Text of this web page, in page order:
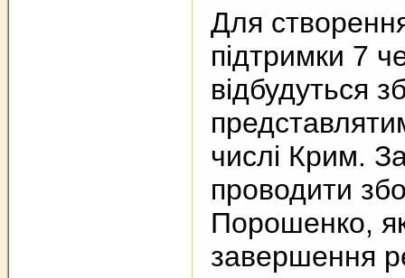
Для
підтримки 7
відбудуться
числі Крим.
проводити
Порошенко,
завершення